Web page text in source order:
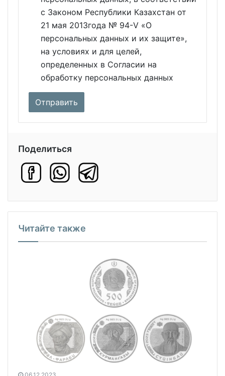
с Законом Республики Казахстан от
21 мая 2013года № 94-V «О
персональных данных и их защите»,
на условиях и для целей,
определенных в Согласии на
обработку персональных данных
Поделиться
Читайте также